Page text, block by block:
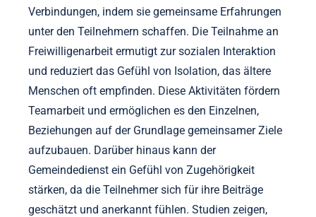
Verbindungen, indem sie gemeinsame Erfahrungen
unter den Teilnehmern schaffen. Die Teilnahme an
Freiwilligenarbeit ermutigt zur sozialen Interaktion
und reduziert das Gefühl von Isolation, das ältere
Menschen oft empfinden. Diese Aktivitäten fördern
Teamarbeit und ermöglichen es den Einzelnen,
Beziehungen auf der Grundlage gemeinsamer Ziele
aufzubauen. Darüber hinaus kann der
Gemeindedienst ein Gefühl von Zugehörigkeit
stärken, da die Teilnehmer sich für ihre Beiträge
geschätzt und anerkannt fühlen. Studien zeigen,